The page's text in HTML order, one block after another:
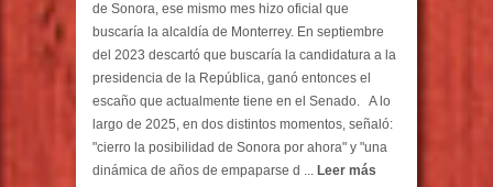
de Sonora, ese mismo mes hizo oficial que
buscaría la alcaldía de Monterrey. En septiembre
del 2023 descartó que buscaría la candidatura a la
presidencia de la República, ganó entonces el
escaño que actualmente tiene en el Senado. A lo
largo de 2025, en dos distintos momentos, señaló:
"cierro la posibilidad de Sonora por ahora" y "una
dinámica de años de empaparse d ... Leer más